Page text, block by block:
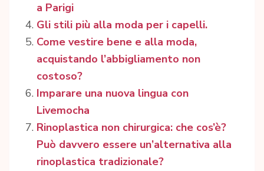
a Parigi
Gli stili più alla moda per i capelli.
Come vestire bene e alla moda,
acquistando l’abbigliamento non
costoso?
Imparare una nuova lingua con
Livemocha
Rinoplastica non chirurgica: che cos’è?
Può davvero essere un’alternativa alla
rinoplastica tradizionale?